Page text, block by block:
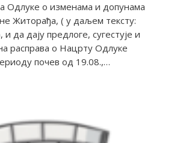
Одлуке о изменама и допунама
Житорађа, ( у даљем тексту:
да дају предлоге, сугестује и
расправа о Нацрту Одлуке
почев од 19.08.,…